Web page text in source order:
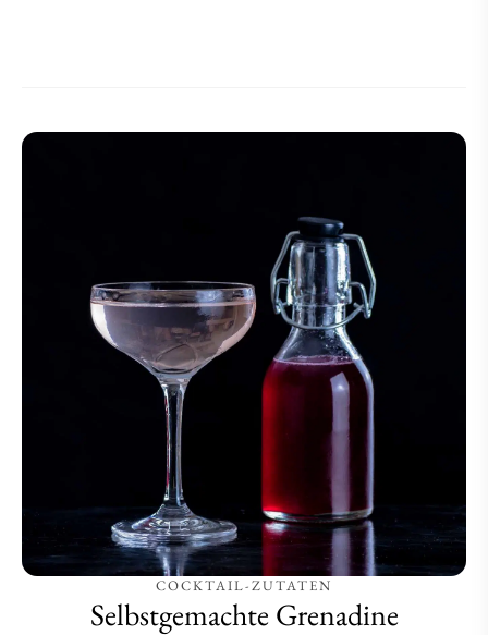
COCKTAIL-ZUTATEN
Selbstgemachte Grenadine